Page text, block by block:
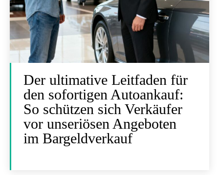
Der ultimative Leitfaden für
den sofortigen Autoankauf:
So schützen sich Verkäufer
vor unseriösen Angeboten
im Bargeldverkauf